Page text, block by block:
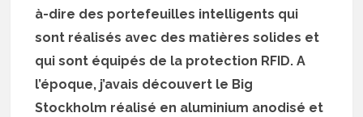
à-dire des portefeuilles intelligents qui
sont réalisés avec des matières solides et
qui sont équipés de la protection RFID. A
l’époque, j’avais découvert le Big
Stockholm réalisé en aluminium anodisé et